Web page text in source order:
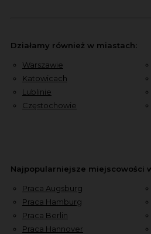
Działamy również w miastach:
Warszawie
Katowicach
Lublinie
Częstochowie
Najpopularniejsze miejscowości
Praca Augsburg
Praca Hamburg
Praca Berlin
Praca Hannover